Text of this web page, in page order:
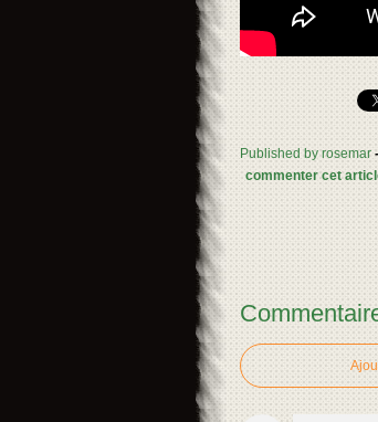
Published by rosemar -
commenter cet